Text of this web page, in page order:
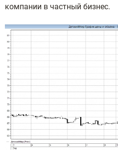
компании в частный бизнес.